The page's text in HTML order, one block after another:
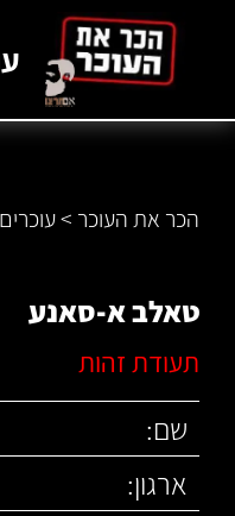
הכר את העוכר >עוכרים
טאלב א-סאנע
תעודת זהות
שם:
ארגון: